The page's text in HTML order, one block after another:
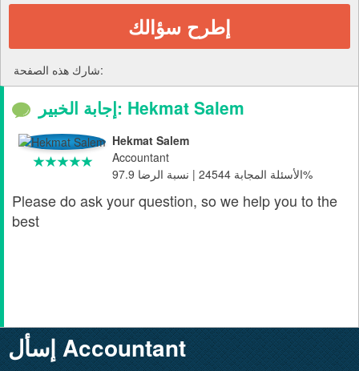
إطرح سؤالك
شارك هذه الصفحة:
إجابة الخبير: Hekmat Salem
Hekmat Salem
Accountant
الأسئلة المجابة 24544 | نسبة الرضا 97.9%
Please do ask your question, so we help you to the
best
إسأل Accountant